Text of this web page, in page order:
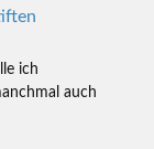
ich
auch